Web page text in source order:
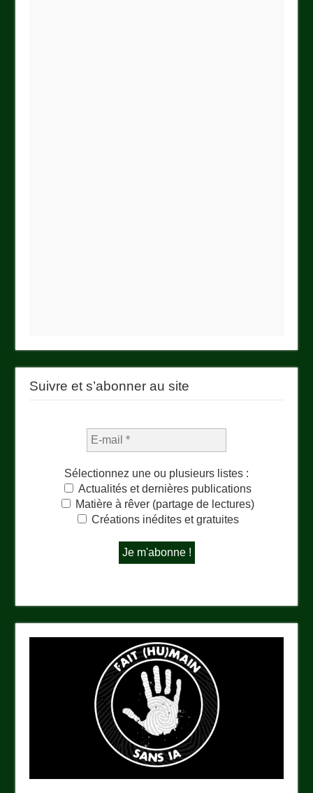
Suivre et s’abonner au site
Sélectionnez une ou plusieurs listes :
Actualités et dernières publications
Matière à rêver (partage de lectures)
Créations inédites et gratuites